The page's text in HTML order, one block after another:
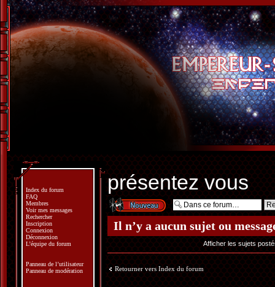
présentez vous
Écrire un nouveau
sujet
Il n’y a aucun sujet ou
Afficher les sujets
Retourner vers Index du forum
Index du forum
FAQ
Membres
Voir mes messages
Rechercher
Inscription
Connexion
Déconnexion
L’équipe du forum
Panneau de l’utilisateur
Panneau de modération